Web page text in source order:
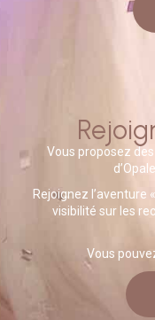
Vous proposez
Rejoignez l’aventure
visibilité sur les
Vous